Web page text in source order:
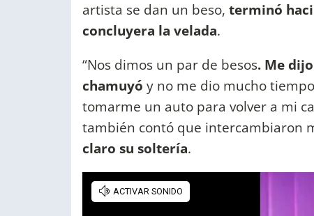
artista se dan un beso, terminó
concluyera la velada.
“Nos dimos un par de besos. Me
chamuyó y no me dio mucho
tomarme un auto para volver a mi
también contó que intercambiaron
claro su soltería.